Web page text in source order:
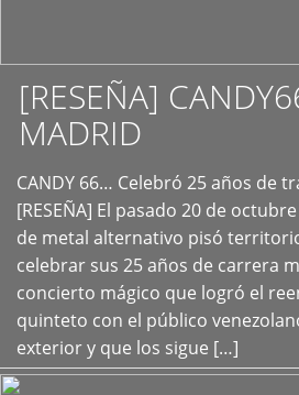
[RESEÑA]
MADRID
CANDY 66… Celebró 25 años de
[RESEÑA] El pasado 20 de
de metal alternativo pisó
celebrar sus 25 años de carrera
concierto mágico que logró el
quinteto con el público
exterior y que los sigue […]
+